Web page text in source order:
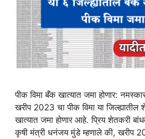
पीक विमा बँक खात्यात जमा होणार:
खरीप 2023 चा पीक विमा या जिल्ह्यातील
खात्यात जमा होणार आहे. प्रिय शेतकरी
कृषी मंत्री धनंजय मुंडे म्हणाले की, खरीप